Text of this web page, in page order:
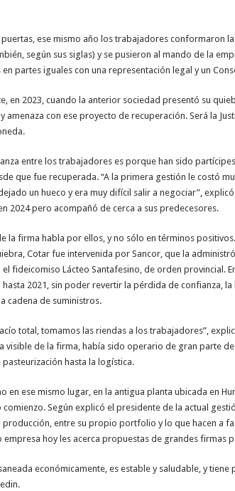
puertas, ese mismo año los trabajadores conformaron
según sus siglas) y se pusieron al mando de la
partes iguales con una representación legal y un
en 2023, cuando la anterior sociedad presentó su
amenaza con ese proyecto de recuperación. Será la
entre los trabajadores es porque han sido
que fue recuperada. “A la primera gestión le costó
un hueco y era muy difícil salir a negociar”,
2024 pero acompañó de cerca a sus predecesores.
la firma habla por ellos, y no sólo en términos
Cotar fue intervenida por Sancor, que la
fideicomiso Lácteo Santafesino, de orden provincial.
hasta 2021, sin poder revertir la pérdida de confianza,
cadena de suministros.
total, tomamos las riendas a los trabajadores”,
visible de la firma, había sido operario de gran parte
hasta la logística.
en ese mismo lugar, en la antigua planta ubicada en
comienzo. Según explicó el presidente de la actual
producción, entre su propio portfolio y lo que hacen a
hoy les acerca propuestas de grandes firmas
económicamente, es estable y saludable, y tiene